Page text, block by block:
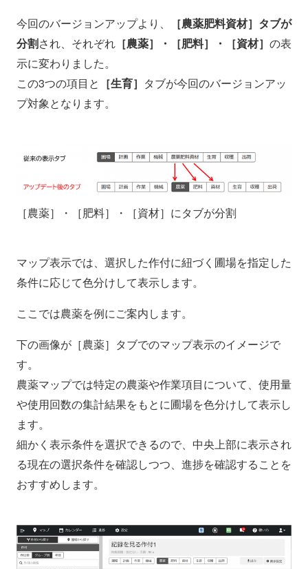
今回のバージョンアップより、
［農薬肥料資材］タブが
分割され、それぞれ ［農薬］・［肥料］・［資材］ の表
示に変わりました。
この3つの項目と ［生育］ タブが今回のバージョンアッ
プ対象となります。
［農薬］・［肥料］・［資材］にタブが分割
マップ表示では、選択した作付に紐づく圃場を指定した
条件に応じて色分けして表示します。
ここでは農薬を例にご案内します。
下の画像が［農薬］タブでのマップ表示のイメージで
す。
農薬マップでは特定の農薬や作業項目について、使用量
や使用回数の集計結果をもとに圃場を色分けして表示し
ます。
細かく表示条件を選択できるので、中央上部に表示され
る現在の選択条件を確認しつつ、進捗を確認することを
おすすめします。